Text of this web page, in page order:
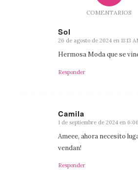
COMENTARIOS
Sol
Dice:
26 de agosto de 2024 en 11:13
Hermosa Moda que se
Responder
Camila
Dice:
1 de septiembre de 2024 en
Ameee, ahora necesito
vendan!
Responder